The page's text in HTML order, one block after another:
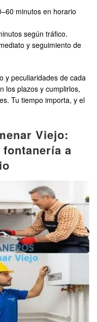
minutos en horario
según tráfico.
y seguimiento de
y peculiaridades de cada
los plazos y cumplirlos,
Tu tiempo importa, y el
Viejo:
a